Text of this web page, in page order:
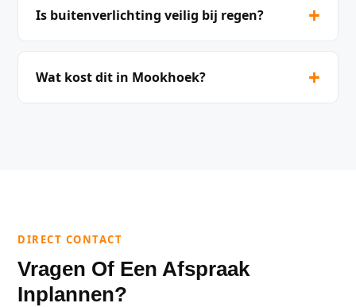
Is buitenverlichting veilig bij regen? +
Wat kost dit in Mookhoek? +
DIRECT CONTACT
Vragen Of Een Afspraak
Inplannen?